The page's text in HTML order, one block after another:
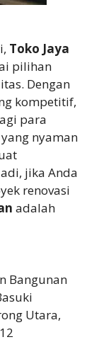
Toko Jaya
pilihan
Dengan
kompetitif,
para
nyaman
jika Anda
renovasi
adalah
Bangunan
Utara,